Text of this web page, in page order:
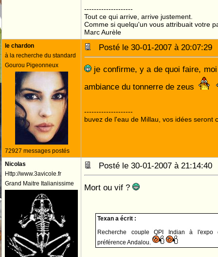
--------------------
Tout ce qui arrive, arrive justement.
Comme si quelqu'un vous attribuait votre
Marc Aurèle
le chardon
à la recherche du standard
Gourou Pigeonneux
72927 messages postés
Posté le 30-01-2007 à
je confirme, y a de quoi faire,
ambiance du tonnerre de zeus
--------------------
buvez de l'eau de Millau, vos idées seront
Nicolas
Http://www.3avicole.fr
Grand Maitre Italianissime
Posté le 30-01-2007 à
Mort ou vif ?
Texan a écrit :
Recherche couple QPI Indian à l'expo
préférence Andalou.